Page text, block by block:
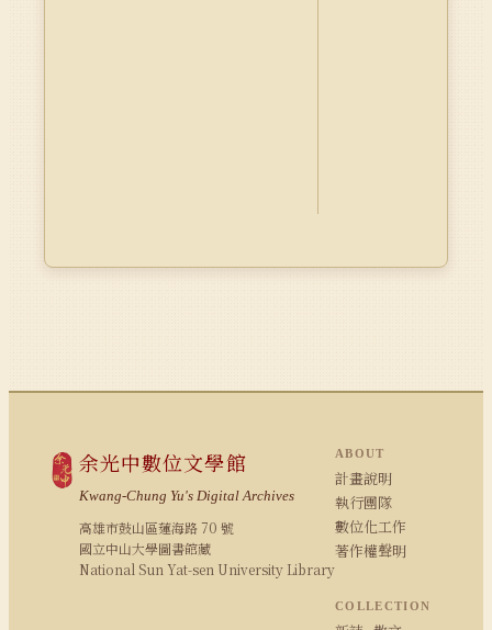
余光中數位文學館
Kwang-Chung Yu's Digital Archives
高雄市鼓山區蓮海路 70 號
國立中山大學圖書館藏
National Sun Yat-sen University Library
ABOUT
計畫說明
執行團隊
數位化工作
著作權聲明
COLLECTION